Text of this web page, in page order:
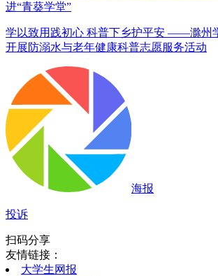
进“青葵学堂”
学以致用践初心 科普下乡护平安 ——滁州
开展防溺水与老年健康科普志愿服务活动
海报
投诉
扫码分享
友情链接：
大学生网报